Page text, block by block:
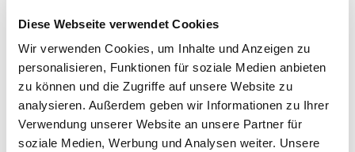
Diese Webseite verwendet Cookies
Wir verwenden Cookies, um Inhalte und Anzeigen zu
personalisieren, Funktionen für soziale Medien anbieten
zu können und die Zugriffe auf unsere Website zu
analysieren. Außerdem geben wir Informationen zu Ihrer
Verwendung unserer Website an unsere Partner für
soziale Medien, Werbung und Analysen weiter. Unsere
NAVIGATION
Gelsenkirchener Str. 181
Crossroad Bullmannaue
45309 Essen
FROM THE SOUTH VIA A 52 / A 40
COMING FROM COLOGNE / DÜSSELDORF: